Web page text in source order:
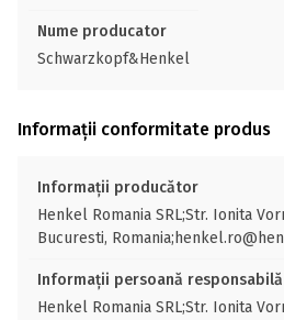
Nume producator
Schwarzkopf&Henkel
Informații conformitate produs
Informații producător
Henkel Romania SRL;Str. Ionita
Bucuresti,
Informații persoană responsabilă
Henkel Romania SRL;Str. Ionita